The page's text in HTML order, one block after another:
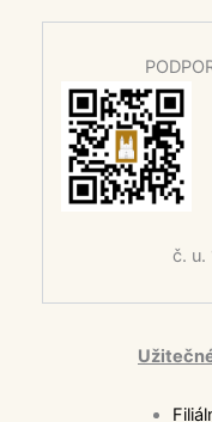
č. u.